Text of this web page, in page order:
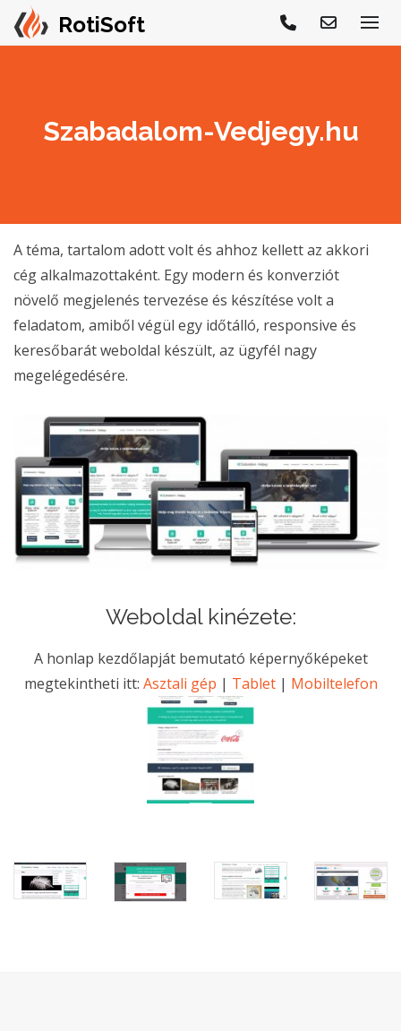
Szabadalom-Vedjegy.hu
A téma, tartalom adott volt és ahhoz kellett az akkori
cég alkalmazottaként. Egy modern és konverziót
növelő megjelenés tervezése és készítése volt a
feladatom, amiből végül egy időtálló, responsive és
keresőbarát weboldal készült, az ügyfél nagy
megelégedésére.
Weboldal kinézete:
A honlap kezdőlapját bemutató képernyőképeket
megtekintheti itt: Asztali gép | Tablet| Mobiltelefon